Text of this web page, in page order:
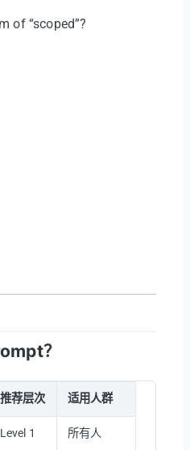
of “scoped”?
？
推荐层次 适用人群
Level 1 所有人